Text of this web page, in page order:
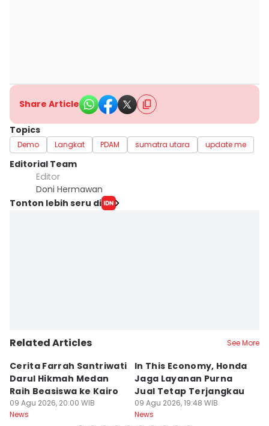
Share Article
Topics
Demo Langkat PDAM sumatra utara update me
Editorial Team
Editor
Doni Hermawan
Tonton lebih seru di
Related Articles See More
Cerita Farrah Santriwati
Darul Hikmah Medan
Raih Beasiswa ke Kairo
09 Agu 2026, 20:00 WIB
News
In This Economy, Honda
Jaga Layanan Purna
Jual Tetap Terjangkau
09 Agu 2026, 19:48 WIB
News